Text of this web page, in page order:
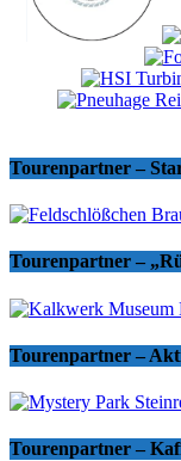
Tourenpartner –
Tourenpartner –
Tourenpartner –
Tourenpartner –